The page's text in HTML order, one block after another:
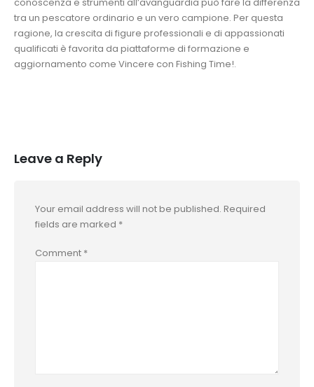
tra un pescatore ordinario e un vero campione. Per questa
ragione, la crescita di figure professionali e di appassionati
qualificati è favorita da piattaforme di formazione e
aggiornamento come Vincere con Fishing Time!.
Leave a Reply
Your email address will not be published. Required
fields are marked *
Comment *